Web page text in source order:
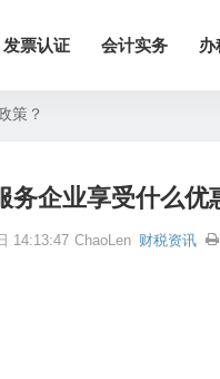
发票认证 会计实务 办
策？
务企业享受什么优
14:13:47 ChaoLen 财税资讯